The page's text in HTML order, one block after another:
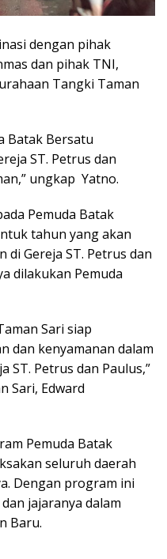
dengan pihak
dan pihak TNI,
Tangki Taman
Batak Bersatu
ST. Petrus dan
ungkap Yatno.
Pemuda Batak
tahun yang akan
di Gereja ST. Petrus dan
dilakukan Pemuda
Sari siap
dan kenyamanan dalam
ST. Petrus dan Paulus,”
Sari, Edward
Pemuda Batak
seluruh daerah
Dengan program ini
jajaranya dalam
Baru.